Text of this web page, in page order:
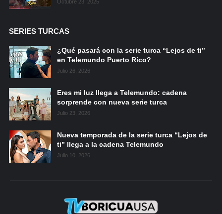
Octubre 23, 2025
SERIES TURCAS
¿Qué pasará con la serie turca “Lejos de ti”
en Telemundo Puerto Rico?
Julio 26, 2026
Eres mi luz llega a Telemundo: cadena
sorprende con nueva serie turca
Julio 23, 2026
Nueva temporada de la serie turca “Lejos de
ti” llega a la cadena Telemundo
Julio 10, 2026